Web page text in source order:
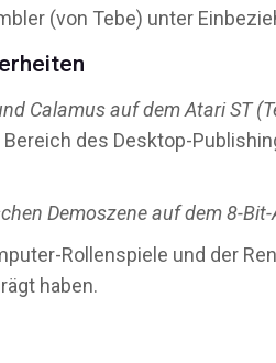
(von Tebe) unter
Calamus auf dem Atari ST
des Desktop-
Demoszene auf dem 8-
Rollenspiele und der
haben.